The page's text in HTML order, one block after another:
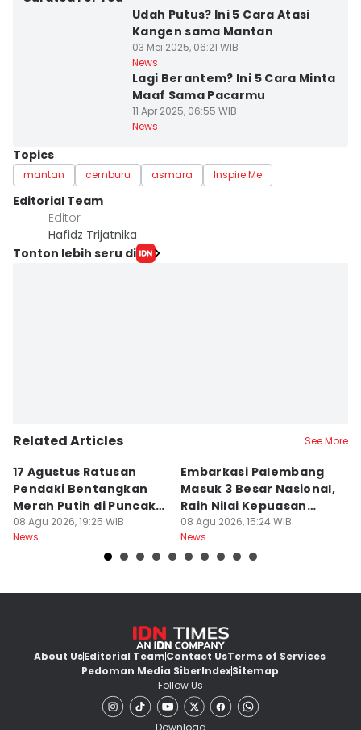
Udah Putus? Ini 5 Cara Atasi
Kangen sama Mantan
03 Mei 2025, 06:21 WIB
News
Lagi Berantem? Ini 5 Cara Minta
Maaf Sama Pacarmu
11 Apr 2025, 06:55 WIB
News
Topics
mantan cemburu asmara Inspire Me
Editorial Team
Editor
Hafidz Trijatnika
Tonton lebih seru di
Related Articles See More
17 Agustus Ratusan
Pendaki Bentangkan
Merah Putih di Puncak
Dempo
08 Agu 2026, 19:25 WIB
News
Embarkasi Palembang
Masuk 3 Besar Nasional,
Raih Nilai Kepuasan
86,65
08 Agu 2026, 15:24 WIB
News
About UsEditorial TeamContact UsTerms of Services
Pedoman Media SiberIndexSitemap
Follow Us
Download